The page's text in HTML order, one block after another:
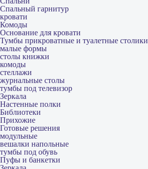
Спальный гарнитур
кровати
Комоды
Основание для кровати
Тумбы прикроватные и туалетные столики
малые формы
столы книжки
комоды
стеллажи
журнальные столы
тумбы под телевизор
Зеркала
Настенные полки
Библиотеки
Прихожие
Готовые решения
модульные
вешалки напольные
тумбы под обувь
Пуфы и банкетки